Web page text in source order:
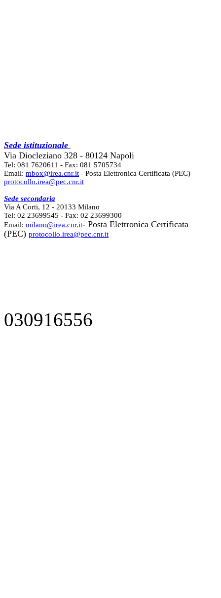
Sede istituzionale
Via Diocleziano 328 - 80124 Napoli
Tel: 081 7620611 - Fax: 081 5705734
Email: mbox@irea.cnr.it - Posta Elettronica Certificata (PEC)
protocollo.irea@pec.cnr.it
Sede secondaria
Via A Corti, 12 - 20133 Milano
Tel: 02 23699545 - Fax: 02 23699300
Email: milano@irea.cnr.it- Posta Elettronica Certificata
(PEC) protocollo.irea@pec.cnr.it
030916556